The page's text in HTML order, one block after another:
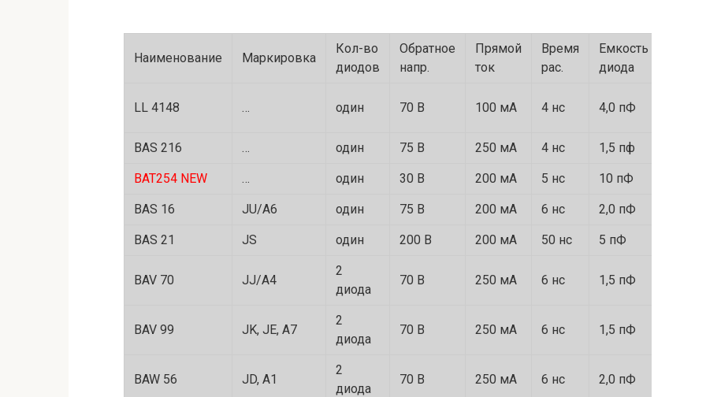
Наименование Маркировка
Кол-во
диодов
Обратное
напр.
Прямой
ток
Время
рас.
Емкость
диода
LL 4148 … один 70 В 100 мА 4 нс 4,0 пФ
BAS 216 … один 75 В 250 мА 4 нс 1,5 пф
BAT254 NEW … один 30 В 200 мА 5 нс 10 пФ
BAS 16 JU/A6 один 75 В 200 мА 6 нс 2,0 пФ
BAS 21 JS один 200 В 200 мА 50 нс 5 пФ
BAV 70 JJ/A4
2
диода
70 В 250 мА 6 нс 1,5 пФ
BAV 99 JK, JE, A7
2
диода
70 В 250 мА 6 нс 1,5 пФ
BAW 56 JD, A1
2
диода
70 В 250 мА 6 нс 2,0 пФ